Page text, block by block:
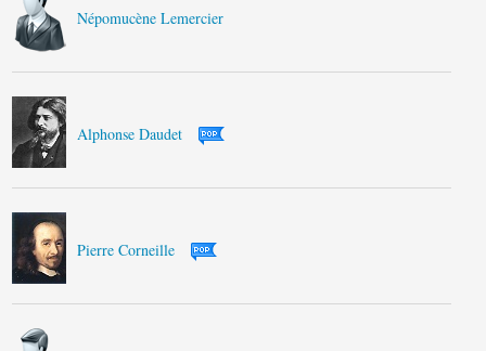
Népomucène Lemercier
Alphonse Daudet
Pierre Corneille